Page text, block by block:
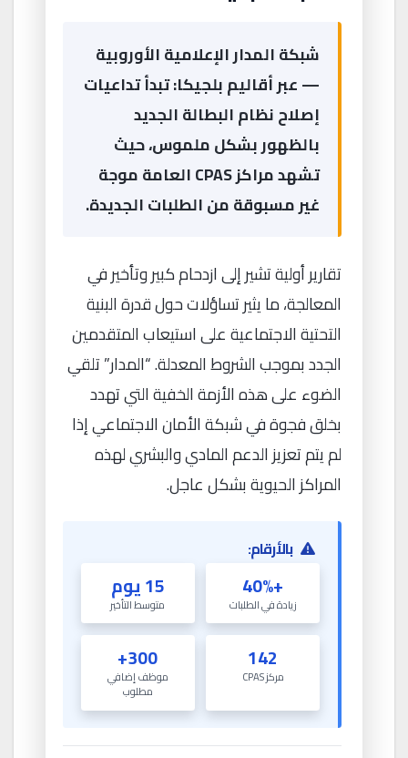
شبكة المدار الإعلامية الأوروبية
— عبر أقاليم بلجيكا: تبدأ تداعيات
إصلاح نظام البطالة الجديد
بالظهور بشكل ملموس، حيث
تشهد مراكز CPAS العامة موجة
غير مسبوقة من الطلبات الجديدة.
تقارير أولية تشير إلى ازدحام كبير وتأخير في
المعالجة، ما يثير تساؤلات حول قدرة البنية
التحتية الاجتماعية على استيعاب المتقدمين
الجدد بموجب الشروط المعدلة. “المدار” تلقي
الضوء على هذه الأزمة الخفية التي تهدد
بخلق فجوة في شبكة الأمان الاجتماعي إذا
لم يتم تعزيز الدعم المادي والبشري لهذه
المراكز الحيوية بشكل عاجل.
بالأرقام:
+40%
زيادة في الطلبات
15 يوم
متوسط التأخير
142
مركز CPAS
300+
موظف إضافي
مطلوب